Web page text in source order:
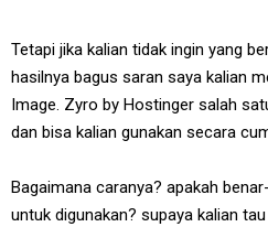
Tetapi jika kalian tidak ingin yang
hasilnya bagus saran saya kalian
Image. Zyro by Hostinger salah
dan bisa kalian gunakan secara
Bagaimana caranya? apakah
untuk digunakan? supaya kalian